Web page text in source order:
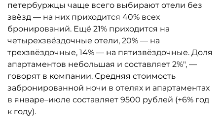
петербуржцы чаще всего выбирают отели без
звёзд — на них приходится 40% всех
бронирований. Ещё 21% приходится на
четырехзвёздочные отели, 20% — на
трехзвёздочные, 14% — на пятизвёздочные. Доля
апартаментов небольшая и составляет 2%", —
говорят в компании. Средняя стоимость
забронированной ночи в отелях и апартаментах
в январе–июле составляет 9500 рублей (+6% год
к году).